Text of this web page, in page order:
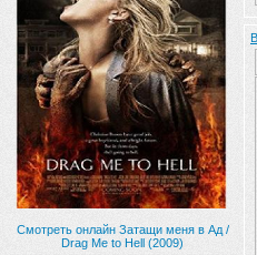
Смотреть онлайн Затащи меня в Ад /
Drag Me to Hell (2009)